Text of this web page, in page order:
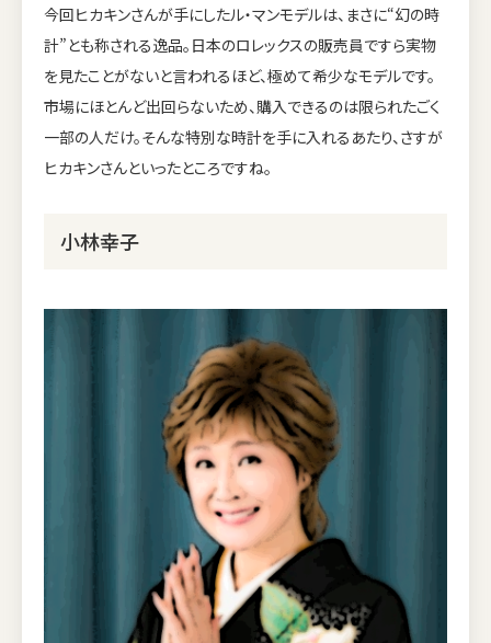
今回ヒカキンさんが手にしたル・マンモデルは、まさに“幻の時
計”とも称される逸品。日本のロレックスの販売員ですら実物
を見たことがないと言われるほど、極めて希少なモデルです。
市場にほとんど出回らないため、購入できるのは限られたごく
一部の人だけ。そんな特別な時計を手に入れるあたり、さすが
ヒカキンさんといったところですね。
小林幸子